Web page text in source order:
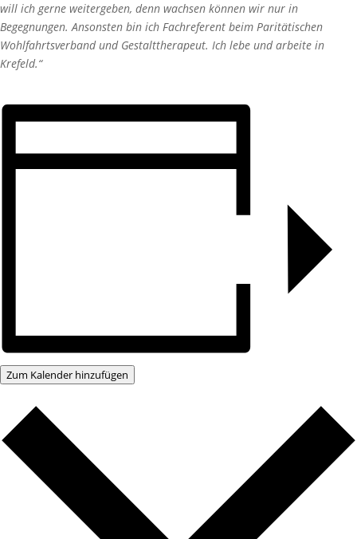
will ich gerne weitergeben, denn wachsen können wir nur in
Begegnungen. Ansonsten bin ich Fachreferent beim Paritätischen
Wohlfahrtsverband und Gestalttherapeut. Ich lebe und arbeite in
Krefeld.“
Zum Kalender hinzufügen